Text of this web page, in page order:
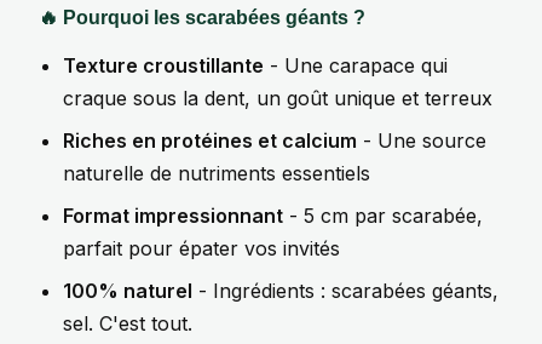
🔥 Pourquoi les scarabées géants ?
Texture croustillante - Une carapace qui
craque sous la dent, un goût unique et terreux
Riches en protéines et calcium - Une source
naturelle de nutriments essentiels
Format impressionnant - 5 cm par scarabée,
parfait pour épater vos invités
100% naturel - Ingrédients : scarabées géants,
sel. C'est tout.